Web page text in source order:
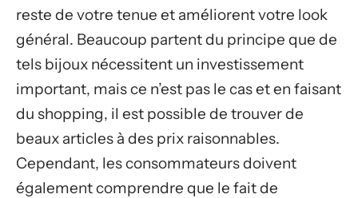
reste de votre tenue et améliorent votre look
général. Beaucoup partent du principe que de
tels bijoux nécessitent un investissement
important, mais ce n’est pas le cas et en faisant
du shopping, il est possible de trouver de
beaux articles à des prix raisonnables.
Cependant, les consommateurs doivent
également comprendre que le fait de